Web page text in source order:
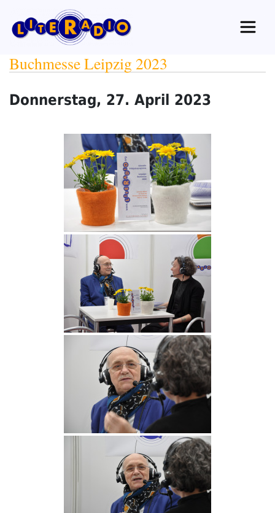
Inhalt
springen
Buchmesse Leipzig 2023
Donnerstag, 27. April 2023